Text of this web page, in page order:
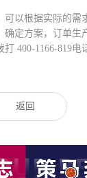
可以根据实际的需
确定方案，订单生
打 400-1166-819电
返回